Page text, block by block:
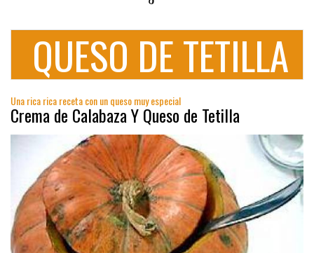
QUESO DE TETILLA
Una rica rica receta con un queso muy especial
Crema de Calabaza Y Queso de Tetilla